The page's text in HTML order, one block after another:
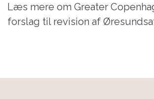
Læs mere om Greater
forslag til revision af